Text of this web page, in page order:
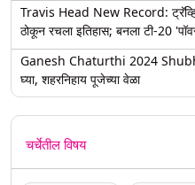
Travis Head New Record:
ठोकून रचला इतिहास; बनला टी-20
Ganesh Chaturthi 2024 Shubh
घ्या, शहरनिहाय पूजेच्या वेळा
चर्चेतील विषय